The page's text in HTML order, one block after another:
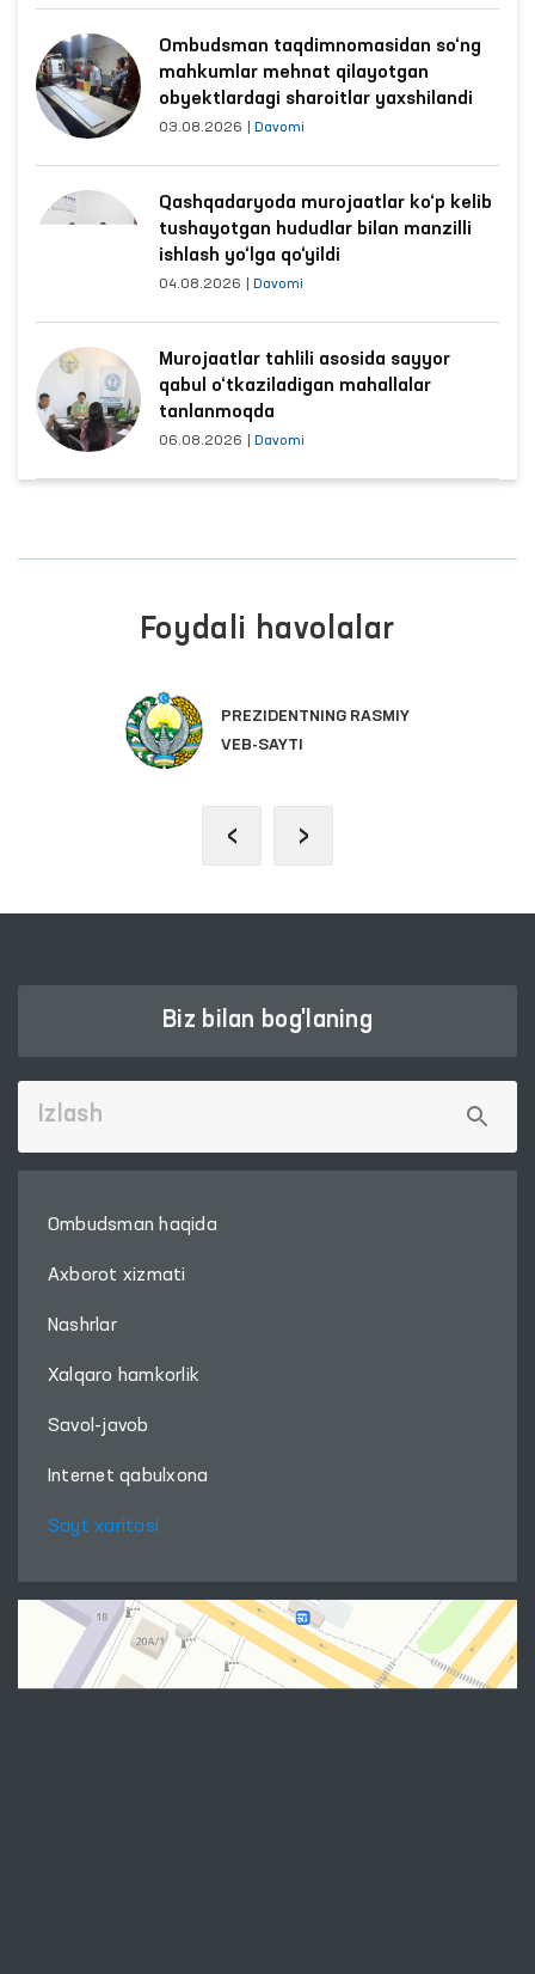
Ombudsman taqdimnomasidan so‘ng
mahkumlar mehnat qilayotgan
obyektlardagi sharoitlar yaxshilandi
03.08.2026 Davomi
Qashqadaryoda murojaatlar ko‘p kelib
tushayotgan hududlar bilan manzilli
ishlash yo‘lga qo‘yildi
04.08.2026 Davomi
Murojaatlar tahlili asosida sayyor
qabul o‘tkaziladigan mahallalar
tanlanmoqda
06.08.2026 Davomi
Foydali havolalar
PREZIDENTNING RASMIY
VEB-SAYTI
‹ ›
Biz bilan bog'laning
Ombudsman haqida
Axborot xizmati
Nashrlar
Xalqaro hamkorlik
Savol-javob
Internet qabulxona
Sayt xaritasi